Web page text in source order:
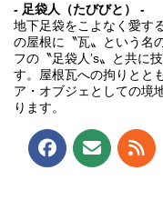
- 足袋人（たびびと） -
地下足袋をこよなく愛す
の屋根に〝瓦〟という名
フの〝足袋人’s〟と共に
す。屋根瓦への拘りとと
ア・オブジェとしての境
ります。